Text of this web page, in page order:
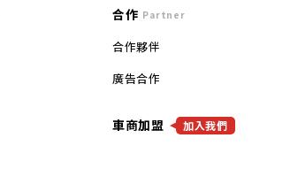
合作 Partner
合作夥伴
廣告合作
車商加盟 加入我們